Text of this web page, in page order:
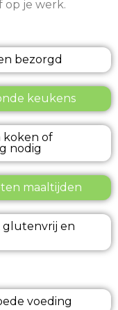
op je werk.
bezorgd
keukens
koken of
nodig
maaltijden
glutenvrij en
voeding